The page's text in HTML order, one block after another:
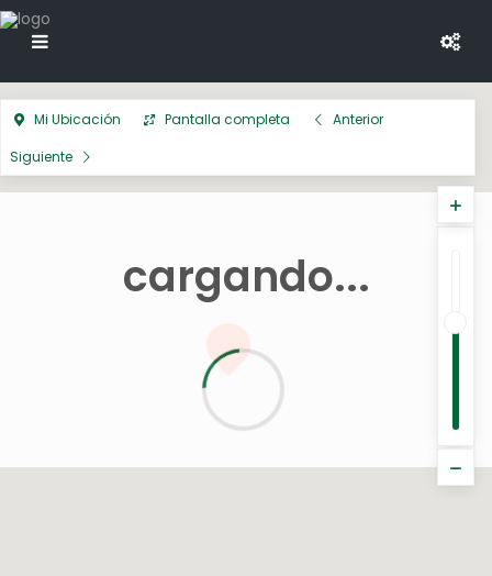
cargando...
Mi Ubicación Pantalla completa
Anterior
Siguiente